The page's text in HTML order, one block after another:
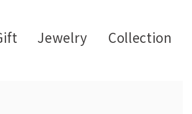
Jewelry Collection